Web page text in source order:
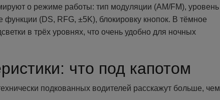
о режиме работы: тип модуляции (AM/FM), уровень
(DS, RFG, ±5K), блокировку кнопок. В тёмное
в трёх уровнях, что очень удобно для ночных
что под капотом
подкованных водителей расскажут больше, чем